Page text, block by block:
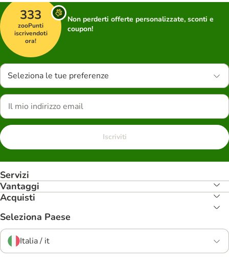
333
zooPunti
iscrivendoti
ora!
Non perderti offerte personalizzate, sconti e
coupon!
Seleziona le tue preferenze
Iscriviti
Servizi
Vantaggi
Acquisti
Seleziona Paese
Italia / it